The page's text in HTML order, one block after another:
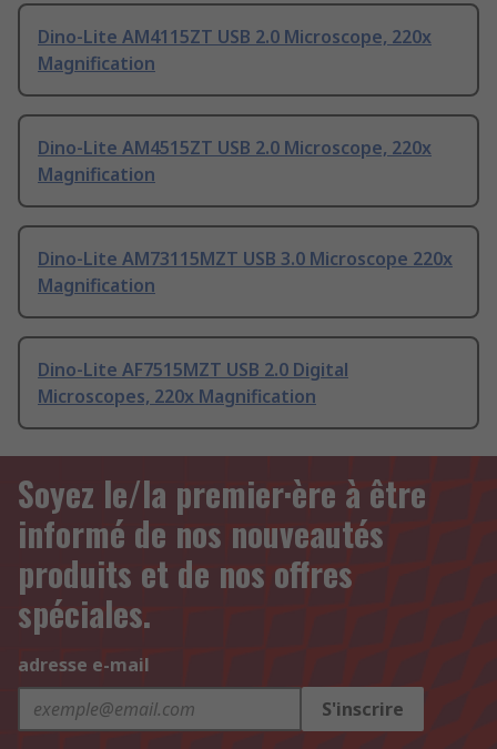
Dino-Lite AM4115ZT USB 2.0 Microscope, 220x
Magnification
Dino-Lite AM4515ZT USB 2.0 Microscope, 220x
Magnification
Dino-Lite AM73115MZT USB 3.0 Microscope 220x
Magnification
Dino-Lite AF7515MZT USB 2.0 Digital
Microscopes, 220x Magnification
Soyez le/la premier·ère à être
informé de nos nouveautés
produits et de nos offres
spéciales.
adresse e-mail
S'inscrire